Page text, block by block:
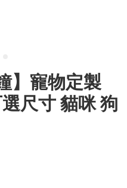
】寵物定製
尺寸 貓咪 狗